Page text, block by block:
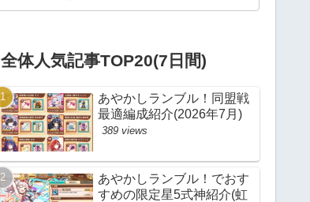
全体人気記事TOP20(7日間)
あやかしランブル！同盟戦
最適編成紹介(2026年7月)
389 views
あやかしランブル！でおす
すめの限定星5式神紹介(虹